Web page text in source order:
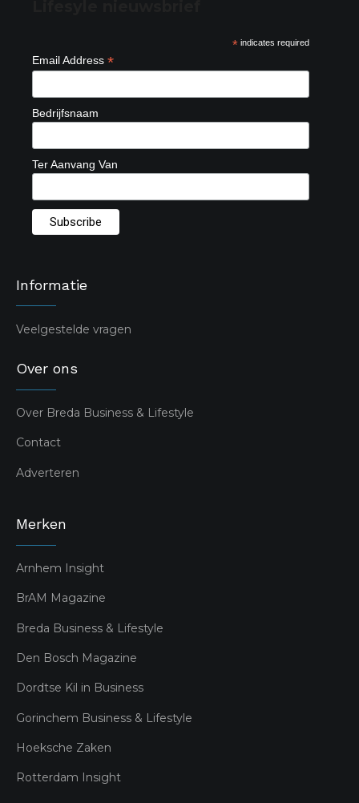
*indicates required
Email Address *
Bedrijfsnaam
Ter Aanvang Van
Informatie
Veelgestelde vragen
Over ons
Over Breda Business & Lifestyle
Contact
Adverteren
Merken
Arnhem Insight
BrAM Magazine
Breda Business & Lifestyle
Den Bosch Magazine
Dordtse Kil in Business
Gorinchem Business & Lifestyle
Hoeksche Zaken
Rotterdam Insight